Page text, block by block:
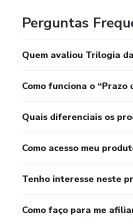
Perguntas
Quem avaliou Trilogia
Como funciona o “Prazo
Quais diferenciais os
Como acesso meu
Tenho interesse neste
Como faço para me